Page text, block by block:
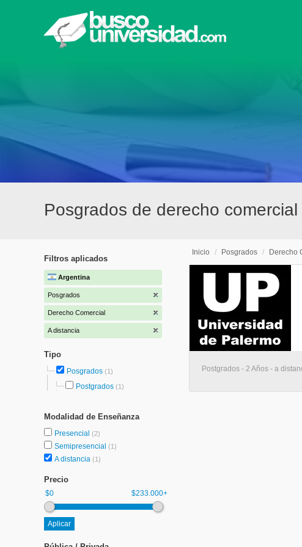
Posgrados de derecho
Filtros aplicados
Argentina
Posgrados
Derecho Comercial
A distancia
Tipo
Posgrados (1)
Postgrados (1)
Modalidad de Enseñanza
Presencial (2)
Semipresencial (1)
A distancia (1)
Precio
$0 $233.000+
Inicio / Posgrados / Derecho
Postgrados - 2 Años - a